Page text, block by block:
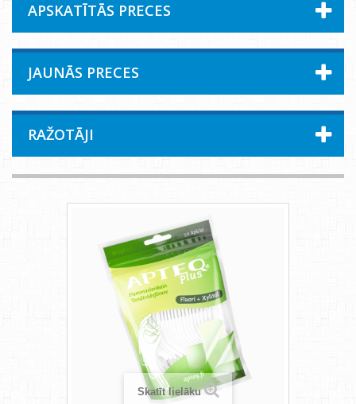
APSKATĪTĀS PRECES
JAUNĀS PRECES
RAŽOTĀJI
Skatīt lielāku